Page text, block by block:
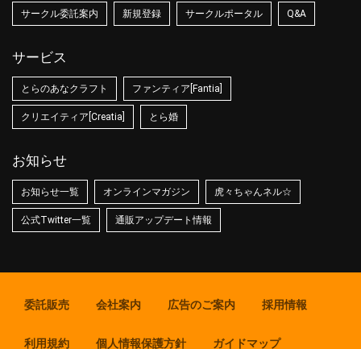
サークル委託案内 新規登録 サークルポータル Q&A
サービス
とらのあなクラフト ファンティア[Fantia]
クリエイティア[Creatia] とら婚
お知らせ
お知らせ一覧 オンラインマガジン 虎々ちゃんネル☆
公式Twitter一覧 通販アップデート情報
委託販売 会社案内 広告のご案内 採用情報
利用規約 個人情報保護方針 ガイドマップ